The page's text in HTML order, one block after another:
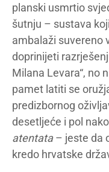
planski usmrtio
šutnju – sustava
ambalaži suvereno
doprinijeti
Milana Levara“, no
pamet latiti se
predizbornog
desetljeće i pol
atentata– jeste da
kredo hrvatske